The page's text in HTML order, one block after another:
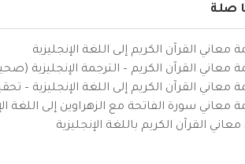
صلة
معاني القرآن الكريم إلى اللغة الإنجليزية
معاني القرآن الكريم – الترجمة الإنجليزية
معاني القرآن الكريم إلى اللغة الإنجليزية
معاني سورة الفاتحة مع الزهراوين إلى اللغة
معاني القرآن الكريم باللغة الإنجليزية